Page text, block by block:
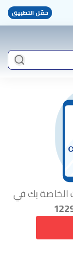
حمّل التطبيق
الخاصة بك في